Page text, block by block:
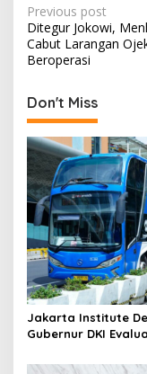
P
o
s
t
n
a
v
i
g
a
t
i
o
n
Previous post
Ditegur Jokowi,
Cabut Larangan
Beroperasi
Don't Miss
Jakarta Institute
Gubernur DKI
Penumpang